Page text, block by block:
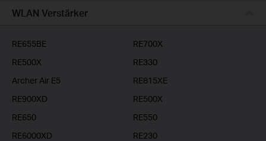
Businessanwender
WLAN Verstärker
RE655BE
RE700X
RE500X
RE330
Archer Air E5
RE815XE
RE900XD
RE500X
RE650
RE550
RE6000XD
RE230